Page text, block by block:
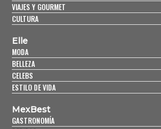
VIAJES Y GOURMET
CULTURA
Elle
MODA
BELLEZA
CELEBS
ESTILO DE VIDA
MexBest
GASTRONOMÍA